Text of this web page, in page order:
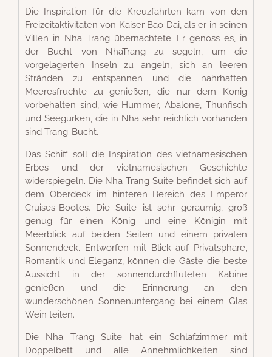
Die Inspiration für die Kreuzfahrten kam von den
Freizeitaktivitäten von Kaiser Bao Dai, als er in seinen
Villen in Nha Trang übernachtete. Er genoss es, in
der Bucht von NhaTrang zu segeln, um die
vorgelagerten Inseln zu angeln, sich an leeren
Stränden zu entspannen und die nahrhaften
Meeresfrüchte zu genießen, die nur dem König
vorbehalten sind, wie Hummer, Abalone, Thunfisch
und Seegurken, die in Nha sehr reichlich vorhanden
sind Trang-Bucht.
Das Schiff soll die Inspiration des vietnamesischen
Erbes und der vietnamesischen Geschichte
widerspiegeln. Die Nha Trang Suite befindet sich auf
dem Oberdeck im hinteren Bereich des Emperor
Cruises-Bootes. Die Suite ist sehr geräumig, groß
genug für einen König und eine Königin mit
Meerblick auf beiden Seiten und einem privaten
Sonnendeck. Entworfen mit Blick auf Privatsphäre,
Romantik und Eleganz, können die Gäste die beste
Aussicht in der sonnendurchfluteten Kabine
genießen und die Erinnerung an den
wunderschönen Sonnenuntergang bei einem Glas
Wein teilen.
Die Nha Trang Suite hat ein Schlafzimmer mit
Doppelbett und alle Annehmlichkeiten sind